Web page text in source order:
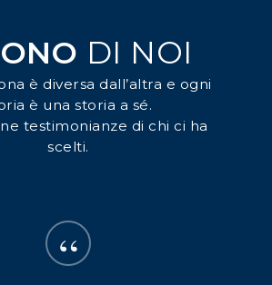
DI NOI
è diversa dall’altra e ogni
è una storia a sé.
testimonianze di chi ci ha
scelti.
“